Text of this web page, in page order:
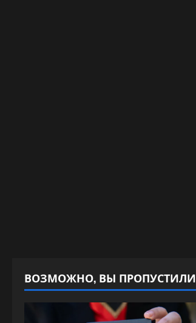
ВОЗМОЖНО, ВЫ ПРОПУСТИЛИ